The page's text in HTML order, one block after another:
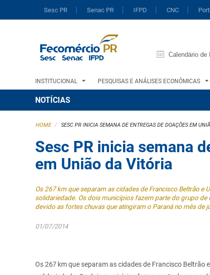
Sesc PR Senac PR IFPD CNC
Calendário de
INSTITUCIONAL PESQUISAS E ANÁLISES ECONÔMICAS
NOTÍCIAS
HOME / SESC PR INICIA SEMANA DE ENTREGAS DE DOAÇÕES EM
Sesc PR inicia semana
em União da Vitória
Os 267 km que separam as cidades de Francisco Beltrão
solidariedade. Os dois municípios fazem parte do grupo
devido as fortes chuvas que atingiram o Paraná no mês de
01/07/2014
Os 267 km que separam as cidades de Francisco